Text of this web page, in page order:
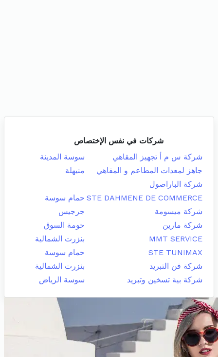
شركات في نفس الإختصاص
شركة س م أ تجهيز المقاهي
سوسة المدينة
جاهز لمعدات المطاعم و المقاهي
منيهلة
شركة الباراصول
STE DAHMENE DE COMMERCE حمام سوسة
شركة ميسومة
جرجيس
شركة مارين
حومة السوق
MMT SERVICE
بنزرت الشمالية
STE TUNIMAX
حمام سوسة
شركة فن التبريد
بنزرت الشمالية
شركة بية تسخين وتبريد
سوسة الرياض